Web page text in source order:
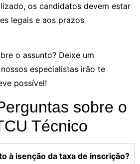
os candidatos devem estar
legais e aos prazos
o assunto? Deixe um
especialistas irão te
possível!
sobre o
Técnico
à isenção da taxa de inscrição?